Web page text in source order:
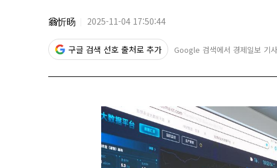
翁忻旸 2025-11-04 17:50:44
구글 검색 선호 출처로 추가 Google 검색에서 경제일보 기